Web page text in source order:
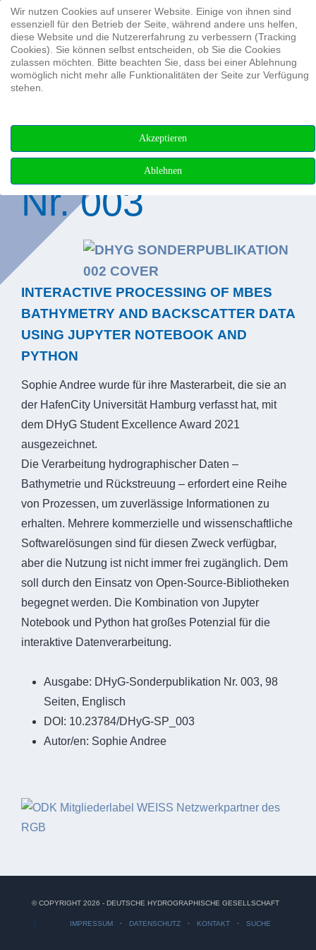
Suchen ...
DHyG-
Nr. 003
INTERACTIVE PROCESSING OF MBES
BATHYMETRY AND BACKSCATTER DATA
USING JUPYTER NOTEBOOK AND
PYTHON
Sophie Andree wurde für ihre Masterarbeit, die sie an
der HafenCity Universität Hamburg verfasst hat, mit
dem DHyG Student Excellence Award 2021
ausgezeichnet.
Die Verarbeitung hydrographischer Daten –
Bathymetrie und Rückstreuung – erfordert eine Reihe
von Prozessen, um zuverlässige Informationen zu
erhalten. Mehrere kommerzielle und wissenschaftliche
Softwarelösungen sind für diesen Zweck verfügbar,
aber die Nutzung ist nicht immer frei zugänglich. Dem
soll durch den Einsatz von Open-Source-Bibliotheken
begegnet werden. Die Kombination von Jupyter
Notebook und Python hat großes Potenzial für die
interaktive Datenverarbeitung.
Ausgabe: DHyG-Sonderpublikation Nr. 003, 98
Seiten, Englisch
DOI: 10.23784/DHyG-SP_003
Autor/en: Sophie Andree
© COPYRIGHT 2026 - DEUTSCHE HYDROGRAPHISCHE GESELLSCHAFT
IMPRESSUM DATENSCHUTZ KONTAKT SUCHE
Wir nutzen Cookies auf unserer Website. Einige von ihnen sind
essenziell für den Betrieb der Seite, während andere uns helfen,
diese Website und die Nutzererfahrung zu verbessern (Tracking
Cookies). Sie können selbst entscheiden, ob Sie die Cookies
zulassen möchten. Bitte beachten Sie, dass bei einer Ablehnung
womöglich nicht mehr alle Funktionalitäten der Seite zur Verfügung
stehen.
Akzeptieren
Ablehnen